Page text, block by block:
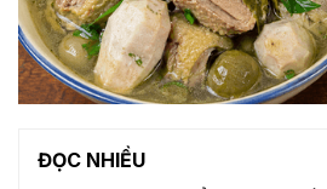
ĐỌC NHIỀU